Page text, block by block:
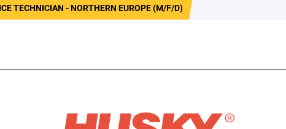
TECHNICIAN - NORTHERN EUROPE (M/F/D)